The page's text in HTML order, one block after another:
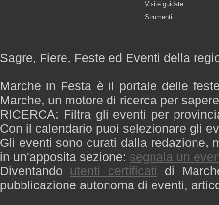
Visite guidate
Strumenti
Sagre, Fiere, Feste ed Eventi della
Marche in Festa è il portale delle
Marche, un motore di ricerca per
RICERCA: Filtra gli eventi per
Con il calendario puoi selezionare gli
Gli eventi sono curati dalla redazione,
in un'apposita sezione: segnala un
Diventando utenti certificati di
pubblicazione autonoma di eventi,